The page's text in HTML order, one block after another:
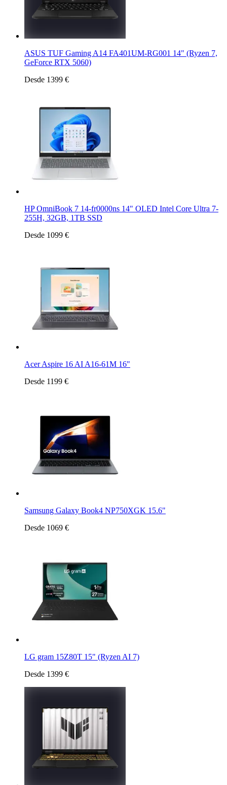
ASUS TUF Gaming A14 FA401UM-RG001 14" (Ryzen 7,
GeForce RTX 5060)
Desde 1399 €
HP OmniBook 7 14-fr0000ns 14" OLED Intel Core Ultra 7-
255H, 32GB, 1TB SSD
Desde 1099 €
Acer Aspire 16 AI A16-61M 16"
Desde 1199 €
Samsung Galaxy Book4 NP750XGK 15.6"
Desde 1069 €
LG gram 15Z80T 15" (Ryzen AI 7)
Desde 1399 €